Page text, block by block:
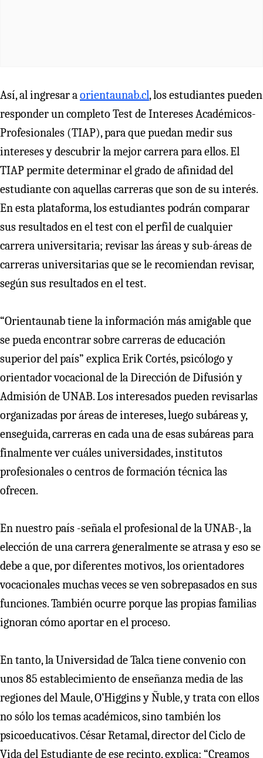
Así, al ingresar aorientaunab.cl, los estudiantes pueden
responder un completo Test de Intereses Académicos-
Profesionales (TIAP), para que puedan medir sus
intereses y descubrir la mejor carrera para ellos. El
TIAP permite determinar el grado de afinidad del
estudiante con aquellas carreras que son de su interés.
En esta plataforma, los estudiantes podrán comparar
sus resultados en el test con el perfil de cualquier
carrera universitaria; revisar las áreas y sub-áreas de
carreras universitarias que se le recomiendan revisar,
según sus resultados en el test.
“Orientaunab tiene la información más amigable que
se pueda encontrar sobre carreras de educación
superior del país” explica Erik Cortés, psicólogo y
orientador vocacional de la Dirección de Difusión y
Admisión de UNAB. Los interesados pueden revisarlas
organizadas por áreas de intereses, luego subáreas y,
enseguida, carreras en cada una de esas subáreas para
finalmente ver cuáles universidades, institutos
profesionales o centros de formación técnica las
ofrecen.
En nuestro país -señala el profesional de la UNAB-, la
elección de una carrera generalmente se atrasa y eso se
debe a que, por diferentes motivos, los orientadores
vocacionales muchas veces se ven sobrepasados en sus
funciones. También ocurre porque las propias familias
ignoran cómo aportar en el proceso.
En tanto, la Universidad de Talca tiene convenio con
unos 85 establecimiento de enseñanza media de las
regiones del Maule, O’Higgins y Ñuble, y trata con ellos
no sólo los temas académicos, sino también los
psicoeducativos. César Retamal, director del Ciclo de
Vida del Estudiante de ese recinto, explica: “Creamos